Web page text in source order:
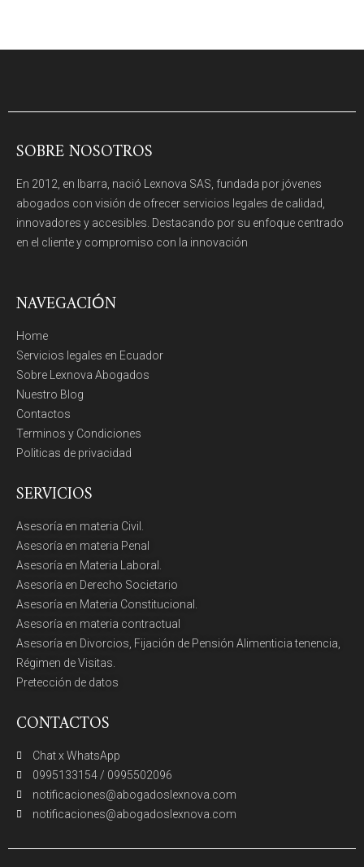
SOBRE NOSOTROS
En 2012, en Ibarra, nació Lexnova SAS, fundada por jóvenes
abogados con visión de ofrecer servicios legales de calidad,
innovadores y accesibles. Destacando por su enfoque centrado
en el cliente y compromiso con la innovación
NAVEGACIÓN
Home
Servicios legales en Ecuador
Sobre Lexnova Abogados
Nuestro Blog
Contactos
Terminos y Condiciones
Politicas de privacidad
SERVICIOS
Asesoría en materia Civil.
Asesoría en materia Penal
Asesoría en Materia Laboral.
Asesoría en Derecho Societario
Asesoría en Materia Constitucional.
Asesoría en materia contractual
Asesoría en Divorcios, Fijación de Pensión Alimenticia tenencia,
Régimen de Visitas.
Pretección de datos
CONTACTOS
Chat x WhatsApp
0995133154 / 0995502096
notificaciones@abogadoslexnova.com
notificaciones@abogadoslexnova.com